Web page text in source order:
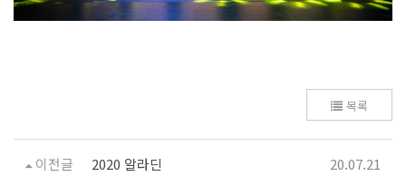
목록
이전글 2020 알라딘 20.07.21